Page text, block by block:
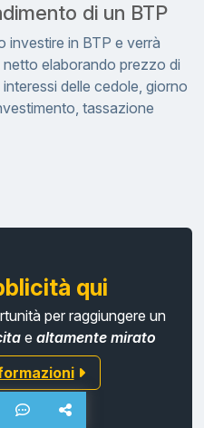
di un BTP
investire in BTP e verrà
elaborando prezzo di
delle cedole, giorno
tassazione
qui
per raggiungere un
e altamente mirato